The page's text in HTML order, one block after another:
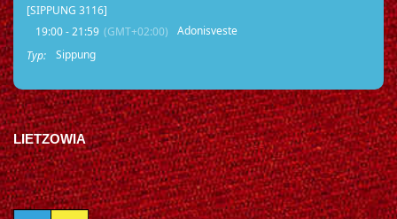
[SIPPUNG 3116]
19:00 - 21:59 (GMT+02:00)
Adonisveste
Typ:
Sippung
LIETZOWIA